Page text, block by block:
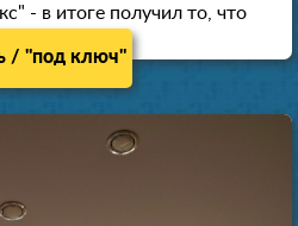
- в итоге получил то, что
/ "под ключ"